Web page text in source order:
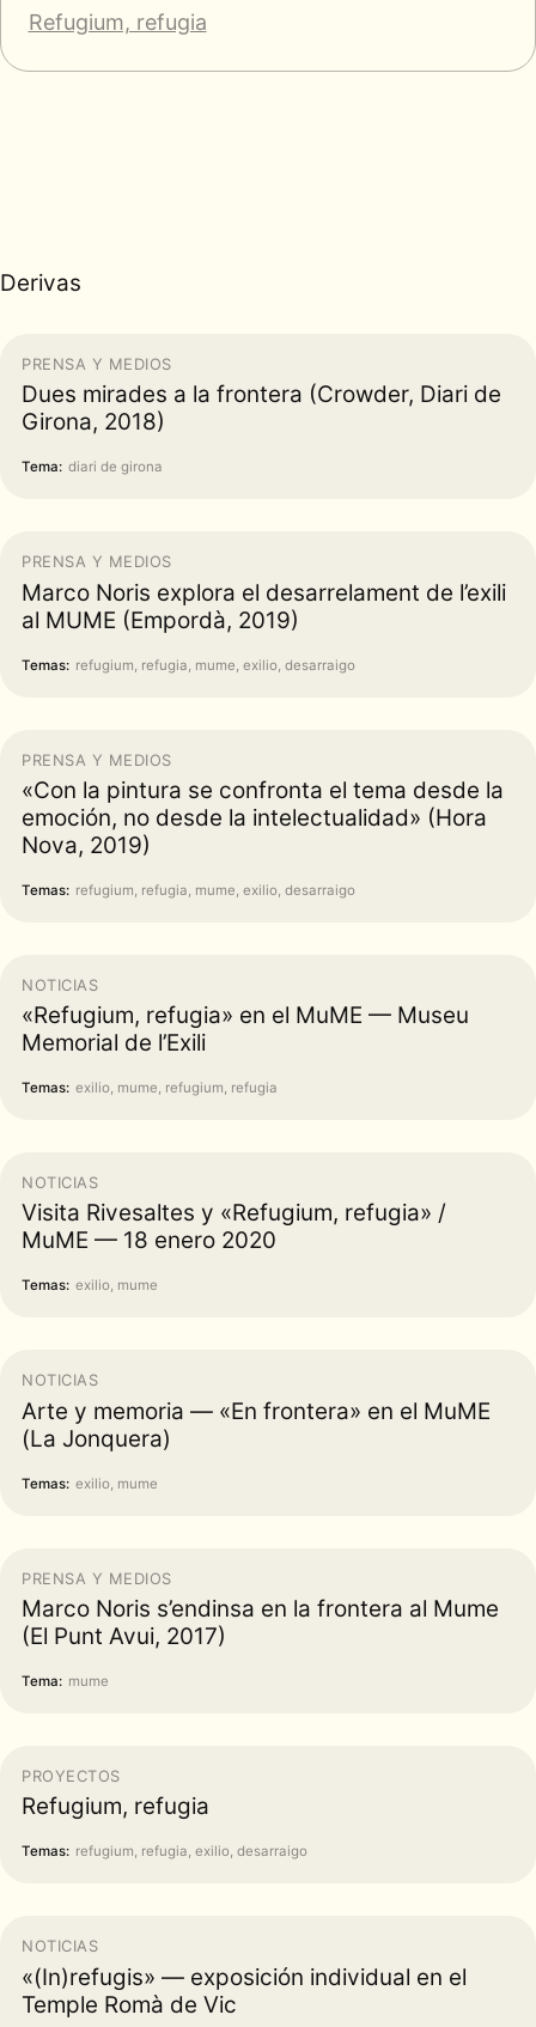
Refugium, refugia
Derivas
PRENSA Y MEDIOS
Dues mirades a la frontera (Crowder, Diari de
Girona, 2018)
Tema: diari de girona
PRENSA Y MEDIOS
Marco Noris explora el desarrelament de l’exili
al MUME (Empordà, 2019)
Temas: refugium, refugia, mume, exilio, desarraigo
PRENSA Y MEDIOS
«Con la pintura se confronta el tema desde la
emoción, no desde la intelectualidad» (Hora
Nova, 2019)
Temas: refugium, refugia, mume, exilio, desarraigo
NOTICIAS
«Refugium, refugia» en el MuME — Museu
Memorial de l’Exili
Temas: exilio, mume, refugium, refugia
NOTICIAS
Visita Rivesaltes y «Refugium, refugia» /
MuME — 18 enero 2020
Temas: exilio, mume
NOTICIAS
Arte y memoria — «En frontera» en el MuME
(La Jonquera)
Temas: exilio, mume
PRENSA Y MEDIOS
Marco Noris s’endinsa en la frontera al Mume
(El Punt Avui, 2017)
Tema: mume
PROYECTOS
Refugium, refugia
Temas: refugium, refugia, exilio, desarraigo
NOTICIAS
«(In)refugis» — exposición individual en el
Temple Romà de Vic